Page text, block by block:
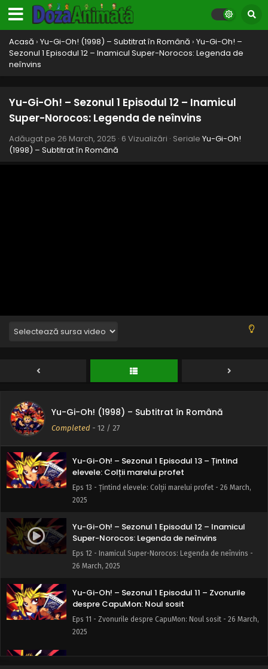
Acasă › Yu-Gi-Oh! (1998) – Subtitrat în Română › Yu-Gi-Oh! –
Sezonul 1 Episodul 12 – Inamicul Super-Norocos: Legenda de
neînvins
Yu-Gi-Oh! – Sezonul 1 Episodul 12 – Inamicul
Super-Norocos: Legenda de neînvins
Adăugat pe 26 March, 2025 · 6 Vizualizări · Seriale Yu-Gi-Oh!
(1998) – Subtitrat în Română
Yu-Gi-Oh! (1998) – Subtitrat în Română
Completed - 12 / 27
Yu-Gi-Oh! – Sezonul 1 Episodul 20 – A apărut:
Cartea cea mai puternică Supremu atu
Eps 20 - A apărut: Cartea cea mai puternică Supremu atu -
26 March, 2025
Eps 19 - Busculadă mare: Consursul de popularitate - 26
March, 2025
Yu-Gi-Oh! – Sezonul 1 Episodul 18 – Nu atinge
jocul interzis
Yu-Gi-Oh! – Sezonul 1 Episodul 15 – Femeia
exploziilor transformă întâlnirea în dezastru
Yu-Gi-Oh! – Sezonul 1 Episodul 13 – Țintind
elevele: Colții marelui profet
Eps 13 - Țintind elevele: Colții marelui profet - 26 March,
2025
Yu-Gi-Oh! – Sezonul 1 Episodul 12 – Inamicul
Super-Norocos: Legenda de neînvins
Eps 12 - Inamicul Super-Norocos: Legenda de neînvins -
26 March, 2025
Yu-Gi-Oh! – Sezonul 1 Episodul 11 – Zvonurile
despre CapuMon: Noul sosit
Eps 11 - Zvonurile despre CapuMon: Noul sosit - 26 March,
2025
Yu-Gi-Oh! – Sezonul 1 Episodul 10 – Masca